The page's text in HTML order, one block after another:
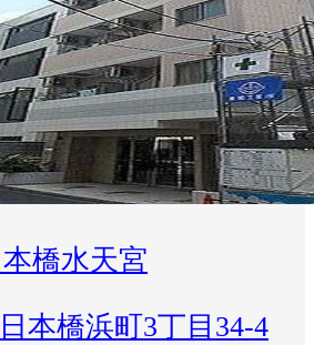
橋水天宮
本橋浜町3丁目34-4